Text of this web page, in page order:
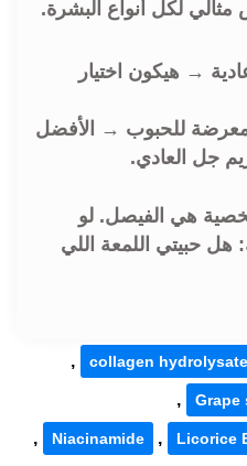
لكل أنواع البشرة.
→ هيكون اختيار
معرضة للحبوب → الأفضل
جل العادي.
هي الفيصل. لو
هل حبيتي اللمعة اللي
collagen hydrolysate
,
Grape
,
Licorice
,
Niacinamide
,